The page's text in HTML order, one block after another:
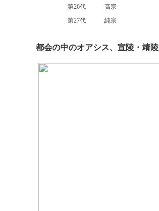
第26代
高宗
第27代
純宗
都会の中のオアシス、宣陵・靖陵